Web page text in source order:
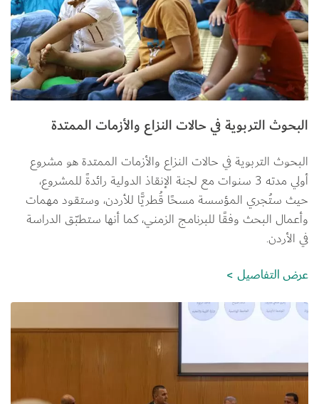
البحوث التربوية في حالات النزاع والأزمات الممتدة
البحوث التربوية في حالات النزاع والأزمات الممتدة هو مشروع
أولي مدته 3 سنوات مع لجنة الإنقاذ الدولية رائدةً للمشروع،
حيث ستُجري المؤسسة مسحًا قُطريًّا للأردن، وستقود مهمات
وأعمال البحث وفقًا للبرنامج الزمني، كما أنها ستطبّق الدراسة
في الأردن.
عرض التفاصيل
الصورة